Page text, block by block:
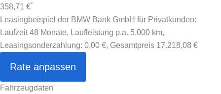
358,71 €*
Leasingbeispiel der BMW Bank GmbH für Privatkunden:
Laufzeit 48 Monate, Laufleistung p.a. 5.000 km,
Leasingsonderzahlung: 0,00 €, Gesamtpreis 17.218,08 €
Rate anpassen
Fahrzeugdaten